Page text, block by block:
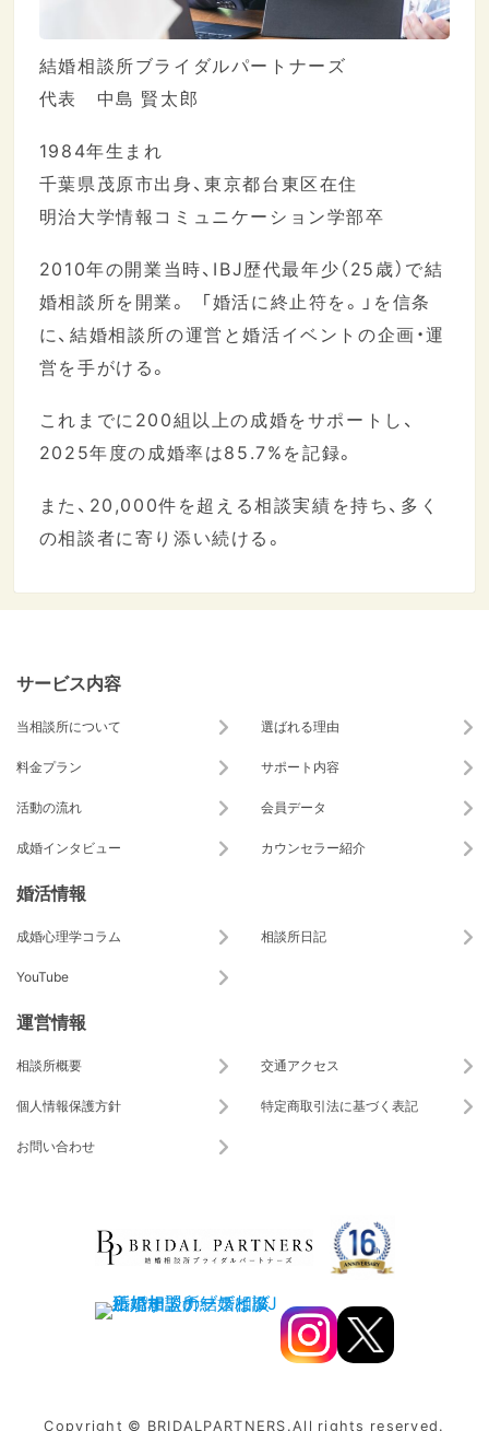
結婚相談所ブライダルパートナーズ
代表 中島 賢太郎
1984年生まれ
千葉県茂原市出身、東京都台東区在住
明治大学情報コミュニケーション学部卒
2010年の開業当時、IBJ歴代最年少（25歳）で結
婚相談所を開業。 「婚活に終止符を。」を信条
に、結婚相談所の運営と婚活イベントの企画・運
営を手がける。
これまでに200組以上の成婚をサポートし、
2025年度の成婚率は85.7%を記録。
また、20,000件を超える相談実績を持ち、多く
の相談者に寄り添い続ける。
サービス内容
当相談所について 選ばれる理由
料金プラン サポート内容
活動の流れ 会員データ
成婚インタビュー カウンセラー紹介
婚活情報
成婚心理学コラム 相談所日記
YouTube
運営情報
相談所概要 交通アクセス
個人情報保護方針 特定商取引法に基づく表記
お問い合わせ
Copyright © BRIDALPARTNERS.All rights reserved.